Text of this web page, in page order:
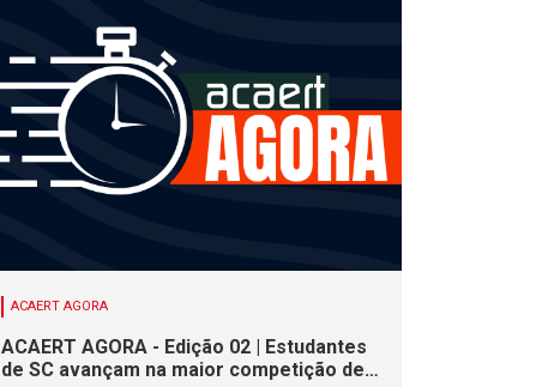
ACAERT AGORA
ACAERT AGORA - Edição 02 | Estudantes
de SC avançam na maior competição de